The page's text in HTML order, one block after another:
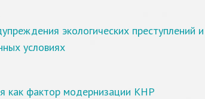
экологических преступлений и
условиях
как фактор модернизации КНР